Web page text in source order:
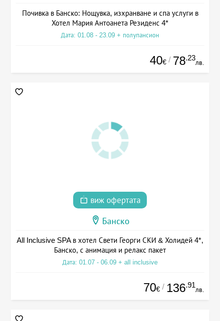
Почивка в Банско: Нощувка, изхранване и спа услуги в
Хотел Мария Антоанета Резиденс 4*
Дата: 01.08 - 23.09 + полупансион
40€ / 78.23
лв.
виж офертата
Банско
All Inclusive SPA в хотел Свети Георги СКИ & Холидей 4*,
Банско, с анимация и релакс пакет
Дата: 01.07 - 06.09 + all inclusive
70€ / 136.91
лв.